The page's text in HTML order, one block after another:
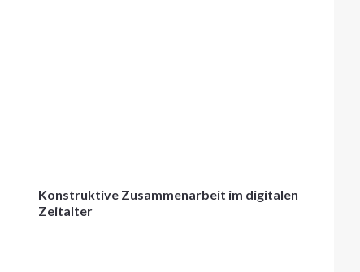
Konstruktive Zusammenarbeit im digitalen
Zeitalter